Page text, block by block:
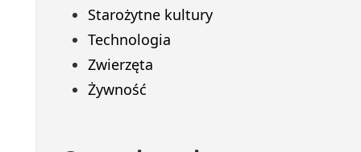
Starożytne kultury
Technologia
Zwierzęta
Żywność